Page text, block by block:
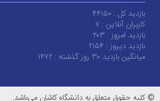
بازدید کل : ۴۴۱۵۰
کاربران آنلاین : ۷
بازدید امروز : ۲۰۳
بازدید دیروز : ۲۱۵۴
میانگین بازدید ۳۰ روز گذشته :
۱۴۷۲
© کلیه حقوق متعلق به دانشگاه کاشان می‌باشد.